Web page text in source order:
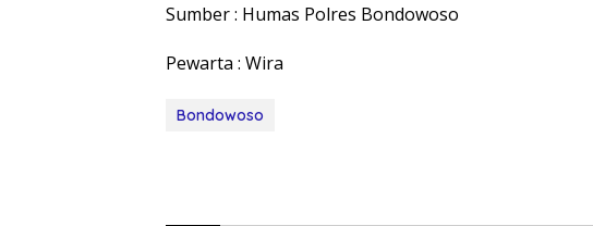
Sumber : Humas Polres Bondowoso
Pewarta : Wira
Bondowoso